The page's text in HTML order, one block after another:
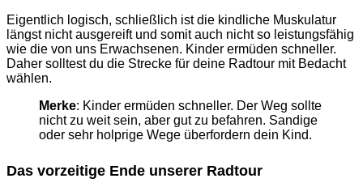
Eigentlich logisch, schließlich ist die kindliche Muskulatur
längst nicht ausgereift und somit auch nicht so leistungsfähig
wie die von uns Erwachsenen. Kinder ermüden schneller.
Daher solltest du die Strecke für deine Radtour mit Bedacht
wählen.
Merke: Kinder ermüden schneller. Der Weg sollte
nicht zu weit sein, aber gut zu befahren. Sandige
oder sehr holprige Wege überfordern dein Kind.
Das vorzeitige Ende unserer Radtour